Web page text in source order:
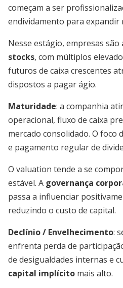
começam a ser
endividamento para expandir
Nesse estágio, empresas são
stocks, com múltiplos
futuros de caixa crescentes
dispostos a pagar ágio.
Maturidade: a companhia
operacional, fluxo de caixa
mercado consolidado. O foco
e pagamento regular de
O valuation tende a se
estável. A governança
passa a influenciar
reduzindo o custo de capital.
Declínio / Envelhecimento:
enfrenta perda de
de desigualdades internas e
capital implícito mais alto.